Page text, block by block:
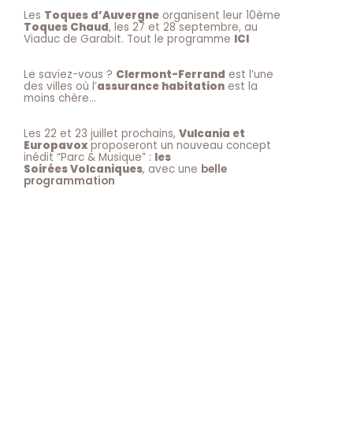
Les Toques d’Auvergne organisent leur 10ème
Toques Chaud, les 27 et 28 septembre, au
Viaduc de Garabit. Tout le programme ICI
Le saviez-vous ? Clermont-Ferrand est l’une
des villes où l’assurance habitation est la
moins chère…
Les 22 et 23 juillet prochains, Vulcania et
Europavoxproposeront un nouveau concept
inédit “Parc & Musique” : les
Soirées Volcaniques, avec une belle
programmation